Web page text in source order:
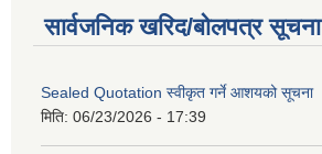
सार्वजनिक खरिद/बोलपत्र सूचना
Sealed Quotation स्वीकृत गर्ने आशयको सूचना
मिति: 06/23/2026 - 17:39